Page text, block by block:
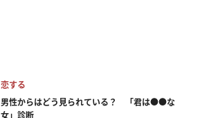
恋する
男性からはどう見られている？ 「君は●●な